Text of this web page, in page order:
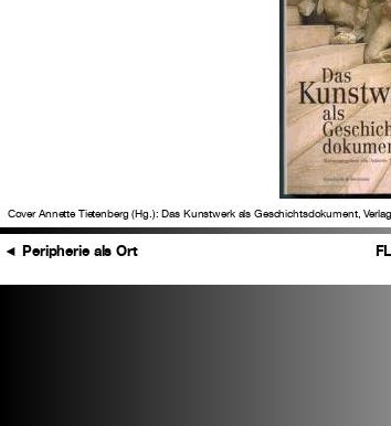
Cover Annette Tietenberg (Hg.): Das Kunstwerk als Geschichtsdokument,
◄ Peripherie als Ort